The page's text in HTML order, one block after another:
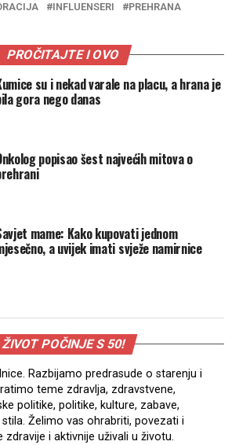
INFLUENSERI
PREHRANA
PROČITAJTE I OVO
su i nekad varale na placu, a hrana je
gora nego danas
popisao šest najvećih mitova o
mame: Kako kupovati jednom
a uvijek imati svježe namirnice
ŽIVOT POČINJE S 50!
Razbijamo predrasude o starenju i
teme zdravlja, zdravstvene,
politike, politike, kulture, zabave,
Želimo vas ohrabriti, povezati i
zdravije i aktivnije uživali u životu.